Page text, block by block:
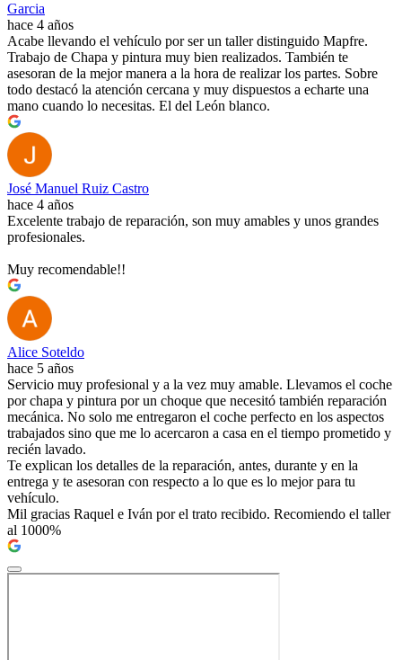
Garcia
hace 4 años
Acabe llevando el vehículo por ser un taller distinguido Mapfre.
Trabajo de Chapa y pintura muy bien realizados. También te
asesoran de la mejor manera a la hora de realizar los partes. Sobre
todo destacó la atención cercana y muy dispuestos a echarte una
mano cuando lo necesitas. El del León blanco.
José Manuel Ruiz Castro
hace 4 años
Excelente trabajo de reparación, son muy amables y unos grandes
profesionales.
Muy recomendable!!
Alice Soteldo
hace 5 años
Servicio muy profesional y a la vez muy amable. Llevamos el coche
por chapa y pintura por un choque que necesitó también reparación
mecánica. No solo me entregaron el coche perfecto en los aspectos
trabajados sino que me lo acercaron a casa en el tiempo prometido y
recién lavado.
Te explican los detalles de la reparación, antes, durante y en la
entrega y te asesoran con respecto a lo que es lo mejor para tu
vehículo.
Mil gracias Raquel e Iván por el trato recibido. Recomiendo el taller
al 1000%